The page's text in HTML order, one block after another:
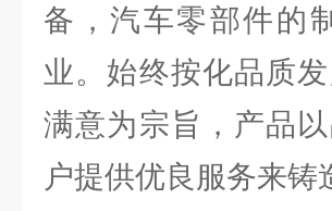
备，汽车零部件的
业。始终按化品质
满意为宗旨，产品
户提供优良服务来